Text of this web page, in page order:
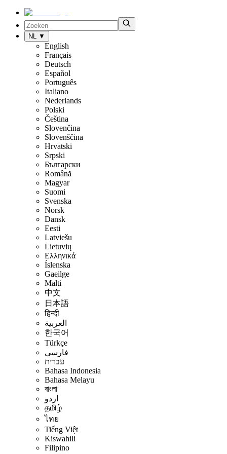
NL ▼
English
Français
Deutsch
Español
Português
Italiano
Nederlands
Polski
Čeština
Slovenčina
Slovenščina
Hrvatski
Srpski
Български
Română
Magyar
Suomi
Svenska
Norsk
Dansk
Eesti
Latviešu
Lietuvių
Ελληνικά
Íslenska
Gaeilge
Malti
中文
日本語
हिन्दी
العربية
한국어
Türkçe
فارسی
עברית
Bahasa Indonesia
Bahasa Melayu
বাংলা
اردو
தமிழ்
ไทย
Tiếng Việt
Kiswahili
Filipino